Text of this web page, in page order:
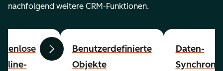
nachfolgend weitere CRM-Funktionen.
ZurückWeiterBenutzerdefinierte
Objekte
Daten-